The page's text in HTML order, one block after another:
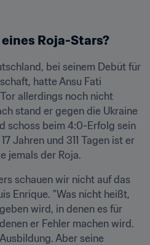
Roja-Stars?
bei seinem Debüt für
hatte Ansu Fati
allerdings noch nicht
stand er gegen die Ukraine
schoss beim 4:0-Erfolg sein
Jahren und 311 Tagen ist er
jemals der Roja.
schauen wir nicht auf das
Enrique. "Was nicht heißt,
wird, in denen es für
er Fehler machen wird.
Aber seine